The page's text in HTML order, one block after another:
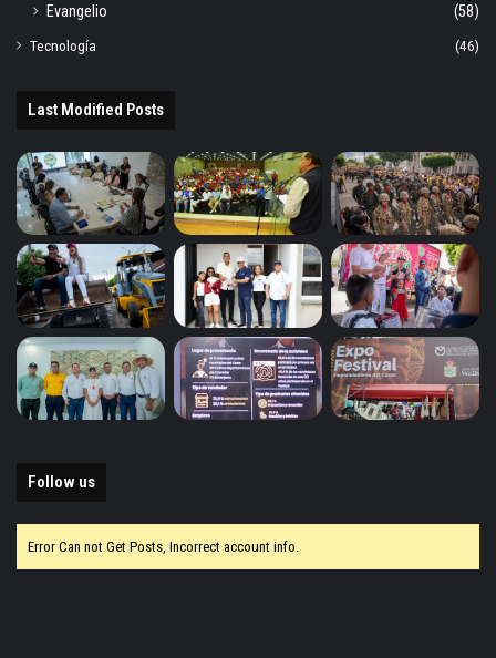
Evangelio
(58)
Tecnología
(46)
Last Modified Posts
Follow us
Error Can not Get Posts, Incorrect account info.